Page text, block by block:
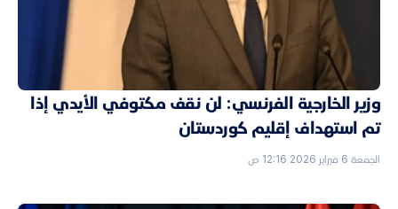
وزير الخارجية الفرنسي: لن نقف مكتوفي الأيدي إذا
تم استهداف إقليم كوردستان
الجمعة 6 فبراير 2026 12:16 ص